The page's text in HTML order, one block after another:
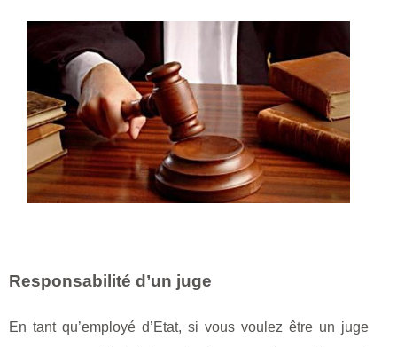
Responsabilité d’un juge
En tant qu’employé d’Etat, si vous voulez être un juge